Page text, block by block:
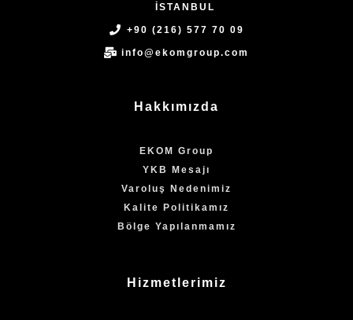
İSTANBUL
+90 (216) 577 70 09
info@ekomgroup.com
Hakkımızda
EKOM Group
YKB Mesajı
Varoluş Nedenimiz
Kalite Politikamız
Bölge Yapılanmamız
Hizmetlerimiz